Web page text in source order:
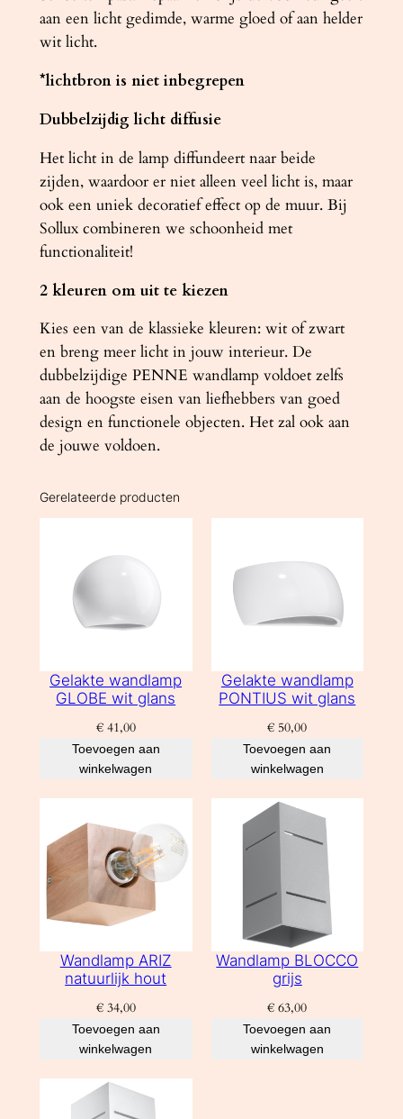
aan een licht gedimde, warme gloed of aan helder
wit licht.
*lichtbron is niet inbegrepen
Dubbelzijdig licht diffusie
Het licht in de lamp diffundeert naar beide
zijden, waardoor er niet alleen veel licht is, maar
ook een uniek decoratief effect op de muur. Bij
Sollux combineren we schoonheid met
functionaliteit!
2 kleuren om uit te kiezen
Kies een van de klassieke kleuren: wit of zwart
en breng meer licht in jouw interieur. De
dubbelzijdige PENNE wandlamp voldoet zelfs
aan de hoogste eisen van liefhebbers van goed
design en functionele objecten. Het zal ook aan
de jouwe voldoen.
Gerelateerde producten
Gelakte wandlamp
GLOBE wit glans
€41,00
Toevoegen aan
winkelwagen
Gelakte wandlamp
PONTIUS wit glans
€ 50,00
Toevoegen aan
winkelwagen
Wandlamp ARIZ
natuurlijk hout
€34,00
Toevoegen aan
winkelwagen
Wandlamp BLOCCO
grijs
€ 63,00
Toevoegen aan
winkelwagen